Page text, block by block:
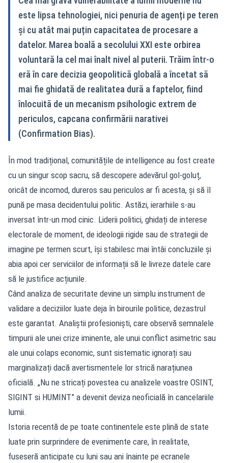
este lipsa tehnologiei, nici penuria de agenți pe teren
și cu atât mai puțin capacitatea de procesare a
datelor. Marea boală a secolului XXI este orbirea
voluntară la cel mai înalt nivel al puterii. Trăim într-o
eră în care decizia geopolitică globală a încetat să
mai fie ghidată de realitatea dură a faptelor, fiind
înlocuită de un mecanism psihologic extrem de
periculos, capcana confirmării narativei
(Confirmation Bias).
În mod tradițional, comunitățile de intelligence au fost create
cu un singur scop sacru, să descopere adevărul gol-goluț,
oricât de incomod, dureros sau periculos ar fi acesta, și să îl
pună pe masa decidentului politic. Astăzi, ierarhiile s-au
inversat într-un mod cinic. Liderii politici, ghidați de interese
electorale de moment, de ideologii rigide sau de strategii de
imagine pe termen scurt, își stabilesc mai întâi concluziile și
abia apoi cer serviciilor de informații să le livreze datele care
să le justifice acțiunile.
Când analiza de securitate devine un simplu instrument de
validare a deciziilor luate deja în birourile politice, dezastrul
este garantat. Analiștii profesioniști, care observă semnalele
timpurii ale unei crize iminente, ale unui conflict asimetric sau
ale unui colaps economic, sunt sistematic ignorați sau
marginalizați dacă avertismentele lor strică narațiunea
oficială. „Nu ne stricați povestea cu analizele voastre OSINT,
SIGINT si HUMINT” a devenit deviza neoficială în cancelariile
lumii.
Istoria recentă de pe toate continentele este plină de state
luate prin surprindere de evenimente care, în realitate,
fuseseră anticipate cu luni sau ani înainte pe ecranele